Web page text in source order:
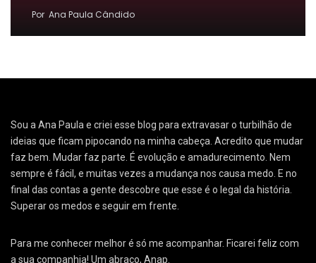
Por Ana Paula Cândido
Sou a Ana Paula e criei esse blog para extravasar o turbilhão de
ideias que ficam pipocando na minha cabeça. Acredito que mudar
faz bem. Mudar faz parte. É evolução e amadurecimento. Nem
sempre é fácil, e muitas vezes a mudança nos causa medo. E no
final das contas a gente descobre que esse é o legal da história.
Superar os medos e seguir em frente.
Para me conhecer melhor é só me acompanhar. Ficarei feliz com
a sua companhia! Um abraço, Anap.